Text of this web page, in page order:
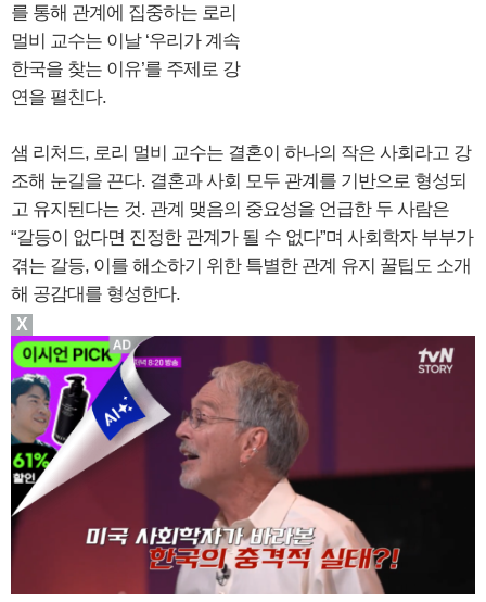
를 통해 관계에 집중하는 로리
멀비 교수는 이날 ‘우리가 계속
한국을 찾는 이유’를 주제로 강
연을 펼친다.
샘 리처드, 로리 멀비 교수는 결혼이 하나의 작은 사회라고 강
조해 눈길을 끈다. 결혼과 사회 모두 관계를 기반으로 형성되
고 유지된다는 것. 관계 맺음의 중요성을 언급한 두 사람은
“갈등이 없다면 진정한 관계가 될 수 없다”며 사회학자 부부가
겪는 갈등, 이를 해소하기 위한 특별한 관계 유지 꿀팁도 소개
해 공감대를 형성한다.
X